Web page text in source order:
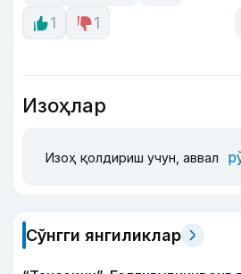
1
1
Изоҳлар
Изоҳ қолдириш учун, аввал
Сўнгги янгиликлар